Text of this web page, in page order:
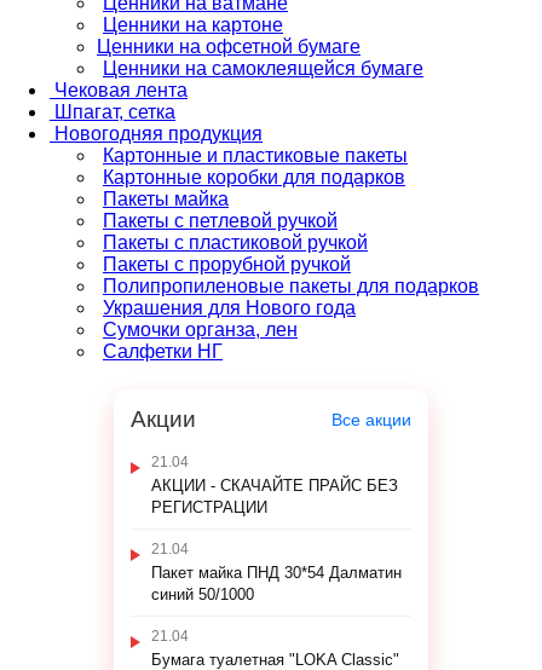
Ценники на картоне
Ценники на офсетной бумаге
Ценники на самоклеящейся бумаге
Чековая лента
Шпагат, сетка
Новогодняя продукция
Картонные и пластиковые пакеты
Картонные коробки для подарков
Пакеты майка
Пакеты с петлевой ручкой
Пакеты с пластиковой ручкой
Пакеты с прорубной ручкой
Полипропиленовые пакеты для подарков
Украшения для Нового года
Сумочки органза, лен
Салфетки НГ
Акции Все акции
21.04
АКЦИИ - СКАЧАЙТЕ ПРАЙС БЕЗ
РЕГИСТРАЦИИ
21.04
Пакет майка ПНД 30*54 Далматин
синий 50/1000
21.04
Бумага туалетная "LOKA Classic"